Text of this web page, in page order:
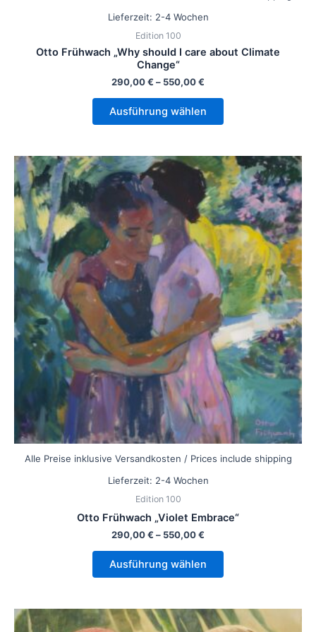
Lieferzeit: 2-4 Wochen
Edition 100
Otto Frühwach „Why should I care about Climate
Change“
290,00€ – 550,00€
Ausführung wählen
Alle Preise inklusive Versandkosten / Prices include shipping
Lieferzeit: 2-4 Wochen
Edition 100
Otto Frühwach „Violet Embrace“
290,00€ – 550,00€
Ausführung wählen
Dieses
Produkt
weist
mehrere
Varianten
auf.
Die
Optionen
können
auf
der
Produktseite
gewählt
werden
Dieses